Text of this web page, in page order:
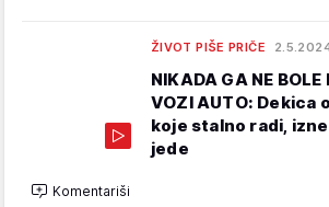
ŽIVOT PIŠE PRIČE
NIKADA GA NE BOLE
VOZI AUTO: Dekica
koje stalno radi,
jede
Komentariši